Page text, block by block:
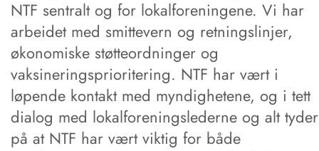
NTF sentralt og for lokalforeningene. Vi har
arbeidet med smittevern og retningslinjer,
økonomiske støtteordninger og
vaksineringsprioritering. NTF har vært i
løpende kontakt med myndighetene, og i tett
dialog med lokalforeningslederne og alt tyder
på at NTF har vært viktig for både